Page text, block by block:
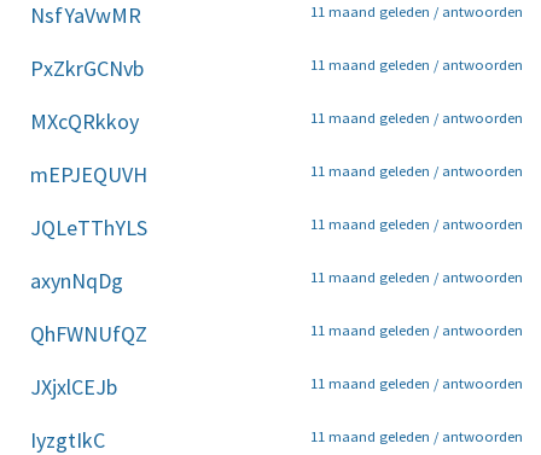
NsfYaVwMR 11 maand geleden / antwoorden
PxZkrGCNvb 11 maand geleden / antwoorden
MXcQRkkoy 11 maand geleden / antwoorden
mEPJEQUVH 11 maand geleden / antwoorden
JQLeTThYLS 11 maand geleden / antwoorden
axynNqDg 11 maand geleden / antwoorden
QhFWNUfQZ 11 maand geleden / antwoorden
JXjxlCEJb 11 maand geleden / antwoorden
IyzgtIkC 11 maand geleden / antwoorden